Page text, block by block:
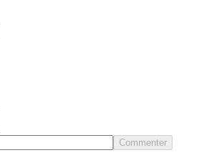
Commenter